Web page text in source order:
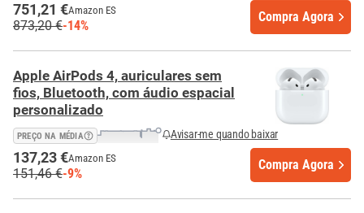
751,21 €Amazon ES
873,20 €-14%
Compra Agora
Apple AirPods 4, auriculares sem
fios, Bluetooth, com áudio espacial
personalizado
PREÇO NA MÉDIA Avisar-me quando baixar
137,23 €Amazon ES
151,46 €-9%
Compra Agora